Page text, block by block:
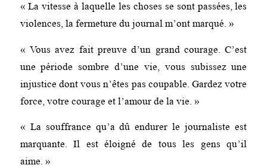
« La vitesse à laquelle les choses se sont passées, les
violences, la fermeture du journal m’ont marqué. »
« Vous avez fait preuve d’un grand courage. C’est
une période sombre d’une vie, vous subissez une
injustice dont vous n’êtes pas coupable. Gardez votre
force, votre courage et l’amour de la vie. »
« La souffrance qu’a dû endurer le journaliste est
marquante. Il est éloigné de tous les gens qu’il
aime. »